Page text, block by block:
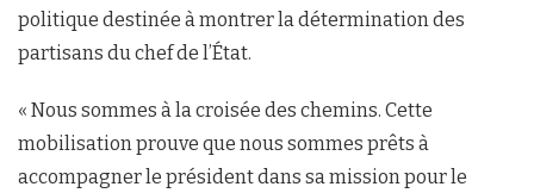
politique destinée à montrer la détermination des
partisans du chef de l’État.
« Nous sommes à la croisée des chemins. Cette
mobilisation prouve que nous sommes prêts à
accompagner le président dans sa mission pour le